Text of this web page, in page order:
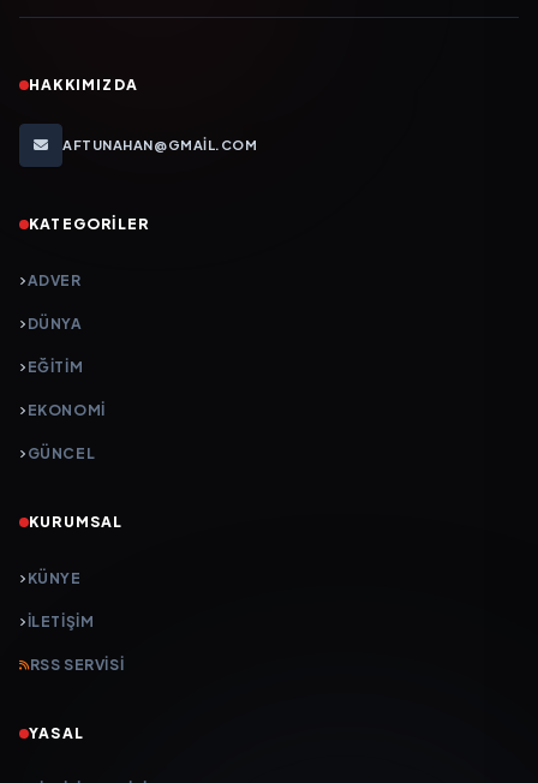
HAKKIMIZDA
AFTUNAHAN@GMAIL.COM
KATEGORILER
ADVER
DÜNYA
EĞİTİM
EKONOMİ
GÜNCEL
KURUMSAL
KÜNYE
İLETIŞIM
RSS SERVISI
YASAL